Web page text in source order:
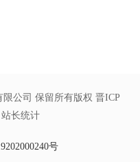
公司 保留所有版权 晋ICP
站长统计
号